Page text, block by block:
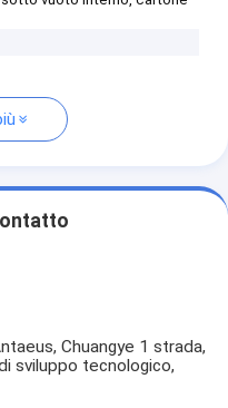
Chuangye 1 strada,
sviluppo tecnologico,